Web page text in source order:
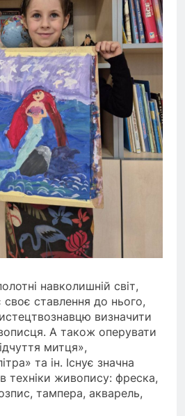
навколишній світ,
ставлення до нього,
визначити
А також оперувати
митця»,
та ін. Існує значна
техніки живопису: фреска,
тампера, акварель,